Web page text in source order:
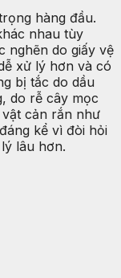
hàng đầu.
nhau tùy
nghẽn do giấy vệ
xử lý hơn và có
bị tắc do dầu
do rễ cây mọc
cản rắn như
kể vì đòi hỏi
lâu hơn.